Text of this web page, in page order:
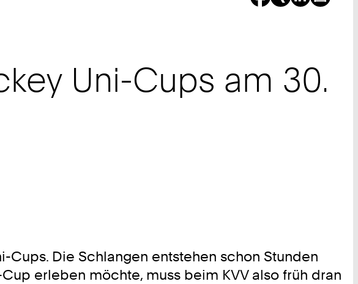
Uni-Cups am 30.
Cups. Die Schlangen entstehen schon Stunden
erleben möchte, muss beim KVV also früh dran